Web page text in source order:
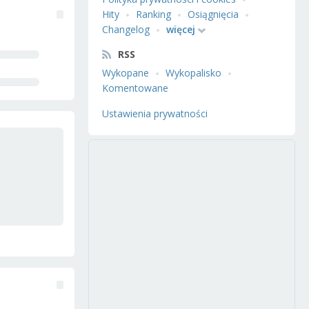
Hity
Ranking
Osiągnięcia
Changelog
więcej
RSS
Wykopane
Wykopalisko
Komentowane
Ustawienia prywatności